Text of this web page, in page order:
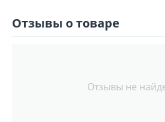
Отзывы о товаре
Отзывы не